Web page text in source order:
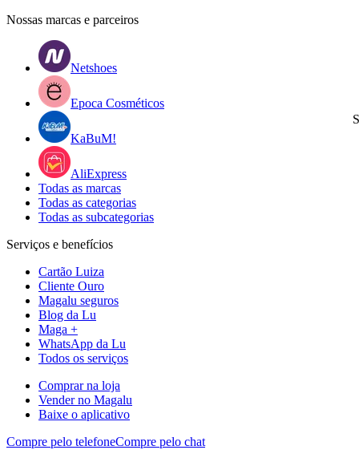
Nossas marcas e parceiros
Netshoes
Epoca Cosméticos
KaBuM!
AliExpress
Todas as marcas
Todas as categorias
Todas as subcategorias
Serviços e benefícios
Cartão Luiza
Cliente Ouro
Magalu seguros
Blog da Lu
Maga +
WhatsApp da Lu
Todos os serviços
Comprar na loja
Vender no Magalu
Baixe o aplicativo
Compre pelo telefoneCompre pelo chat